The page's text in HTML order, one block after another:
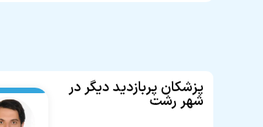
پزشکان پربازدید دیگر در
شهر رشت